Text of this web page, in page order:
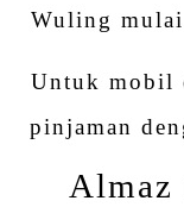
Wuling
Untuk mobil
pinjaman
Almaz